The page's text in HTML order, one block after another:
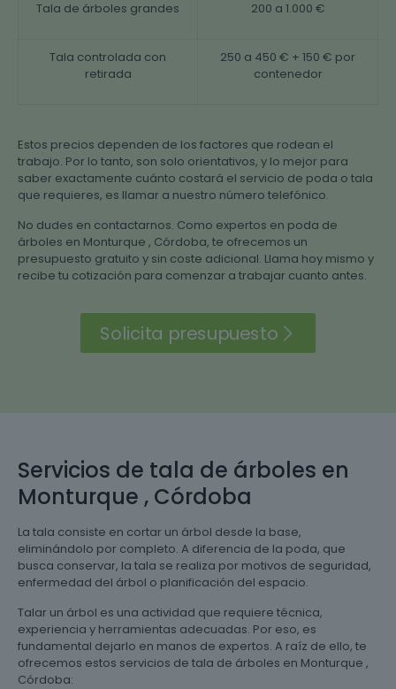
Tala de árboles grandes 200 a 1.000 €
Tala controlada con
retirada
250 a 450 € + 150 € por
contenedor
Estos precios dependen de los factores que rodean el
trabajo. Por lo tanto, son solo orientativos, y lo mejor para
saber exactamente cuánto costará el servicio de poda o tala
que requieres, es llamar a nuestro número telefónico.
No dudes en contactarnos. Como expertos en poda de
árboles en Monturque , Córdoba, te ofrecemos un
presupuesto gratuito y sin coste adicional. Llama hoy mismo y
recibe tu cotización para comenzar a trabajar cuanto antes.
Solicita presupuesto
Servicios de tala de árboles en
Monturque , Córdoba
La tala consiste en cortar un árbol desde la base,
eliminándolo por completo. A diferencia de la poda, que
busca conservar, la tala se realiza por motivos de seguridad,
enfermedad del árbol o planificación del espacio.
Talar un árbol es una actividad que requiere técnica,
experiencia y herramientas adecuadas. Por eso, es
fundamental dejarlo en manos de expertos. A raíz de ello, te
ofrecemos estos servicios de tala de árboles en Monturque ,
Córdoba: